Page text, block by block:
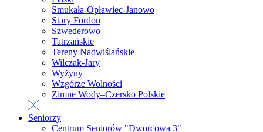
Smukała-Opławiec-Janowo
Stary Fordon
Szwederowo
Tatrzańskie
Tereny Nadwiślańskie
Wilczak-Jary
Wyżyny
Wzgórze Wolności
Zimne Wody–Czersko Polskie
Seniorzy
Centrum Seniorów "Dworcowa 3"